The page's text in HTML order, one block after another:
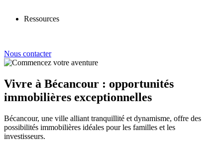
Ressources
Nous contacter
Vivre à Bécancour : opportunités
immobilières exceptionnelles
Bécancour, une ville alliant tranquillité et dynamisme, offre des
possibilités immobilières idéales pour les familles et les
investisseurs.